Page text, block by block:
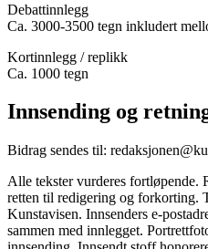
Debattinnlegg
Ca. 3000-3500 tegn inkludert
Kortinnlegg / replikk
Ca. 1000 tegn
Innsending og
Bidrag sendes til:
Alle tekster vurderes fortløpende.
retten til redigering og forkorting.
Kunstavisen. Innsenders e-
sammen med innlegget.